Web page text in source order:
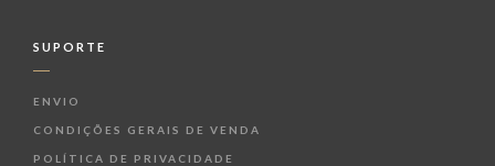
SUPORTE
ENVIO
CONDIÇÕES GERAIS DE VENDA
POLÍTICA DE PRIVACIDADE